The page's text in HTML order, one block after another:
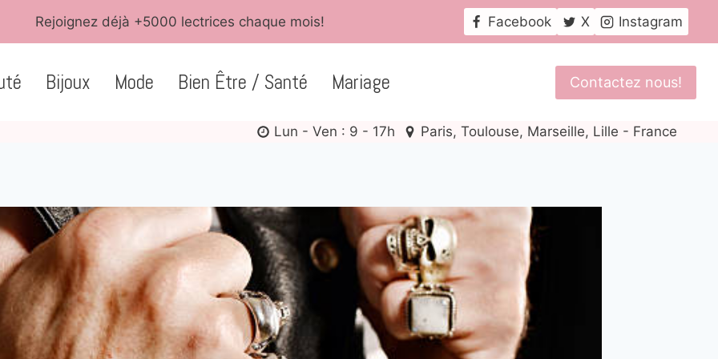
Rejoignez déjà +5000 lectrices chaque mois! Facebook X Instagram
Bijoux Mode Bien Être / Santé Mariage Contactez nous!
Lun - Ven : 9 - 17h Paris, Toulouse, Marseille, Lille - France